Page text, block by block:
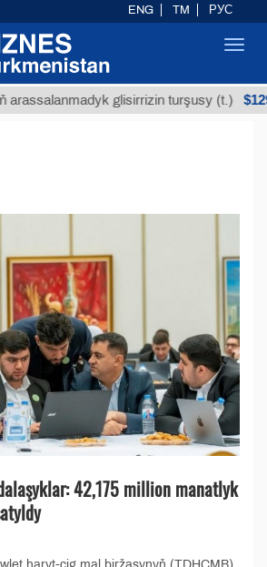
glisirrizin turşusy (t.) $12935,18
42,175 million manatlyk
ENG TM РУС